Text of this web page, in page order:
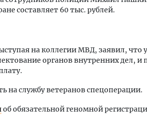
составляет 60 тыс. рублей.
на коллегии МВД, заявил, что
органов внутренних дел, и
на службу ветеранов спецоперации.
об обязательной геномной